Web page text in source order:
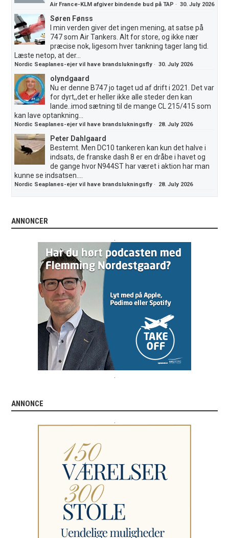
Air France-KLM afgiver bindende bud på TAP ·30. July 2026
Søren Fønss
I min verden giver det ingen mening, at satse på
747 som Air Tankers. Alt for store, og ikke nær
præcise nok, ligesom hver tankning tager lang tid.
Læste netop, at der...
Nordic Seaplanes-ejer vil have brandslukningsfly ·30. July 2026
olyndgaard
Nu er denne B747 jo taget ud af drift i 2021. Det var
for dyrt,,det er heller ikke alle steder den kan
lande..imod sætning til de mange CL 215/415 som
kan lave optankning...
Nordic Seaplanes-ejer vil have brandslukningsfly · 28. July 2026
Peter Dahlgaard
Bestemt. Men DC10 tankeren kan kun det halve i
indsats, de franske dash 8 er en dråbe i havet og
de gange hvor N944ST har været i aktion har man
kunne se indsatsen....
Nordic Seaplanes-ejer vil have brandslukningsfly · 28. July 2026
ANNONCER
ANNONCE